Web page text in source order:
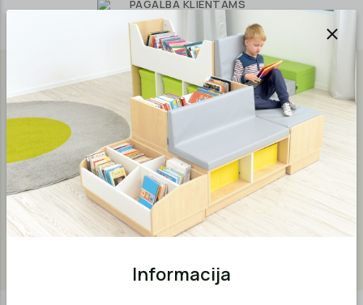
PAGALBA KLIENTAMS
Aprašymas Medžiagos Garantija
Mobilus knygų namelis su žydru stogeliu. Parduodamas be
dėžučių. Dėžutes galite išsirinkti atskirai skyriuje (spintelės
su dėžutėmis).
Korpusas pagamintas iš 18 mm storio, buko spalvos
laminuotos medžio drožlių plokštės.
Informacija